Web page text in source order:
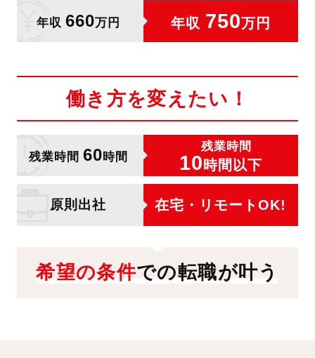
年収660万円 年収 750万円
働き方を変えたい！
残業時間60時間
残業時間
10 時間以下
原則出社 在宅・ リモートOK!
希望の条件での転職が叶う